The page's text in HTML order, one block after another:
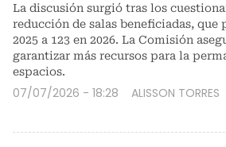
La discusión surgió tras los
reducción de salas beneficiadas, que
2025 a 123 en 2026. La Comisión
garantizar más recursos para la
espacios.
07/07/2026 - 18:28 ALISSON TORRES